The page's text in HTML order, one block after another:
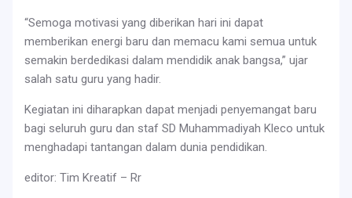
“Semoga motivasi yang diberikan hari ini dapat
memberikan energi baru dan memacu kami semua untuk
semakin berdedikasi dalam mendidik anak bangsa,” ujar
salah satu guru yang hadir.
Kegiatan ini diharapkan dapat menjadi penyemangat baru
bagi seluruh guru dan staf SD Muhammadiyah Kleco untuk
menghadapi tantangan dalam dunia pendidikan.
editor: Tim Kreatif – Rr